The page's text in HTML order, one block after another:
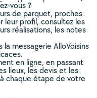
vous ?
de parquet, proches
leur profil, consultez les
réalisations, les notes
messagerie AlloVoisins
en ligne, en passant
lieux, les devis et les
chaque étape de votre